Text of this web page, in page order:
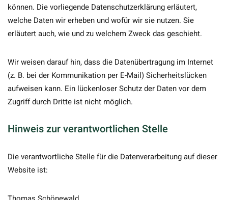
können. Die vorliegende Datenschutzerklärung erläutert,
welche Daten wir erheben und wofür wir sie nutzen. Sie
erläutert auch, wie und zu welchem Zweck das geschieht.
Wir weisen darauf hin, dass die Datenübertragung im Internet
(z. B. bei der Kommunikation per E-Mail) Sicherheitslücken
aufweisen kann. Ein lückenloser Schutz der Daten vor dem
Zugriff durch Dritte ist nicht möglich.
Hinweis zur verantwortlichen Stelle
Die verantwortliche Stelle für die Datenverarbeitung auf dieser
Website ist: